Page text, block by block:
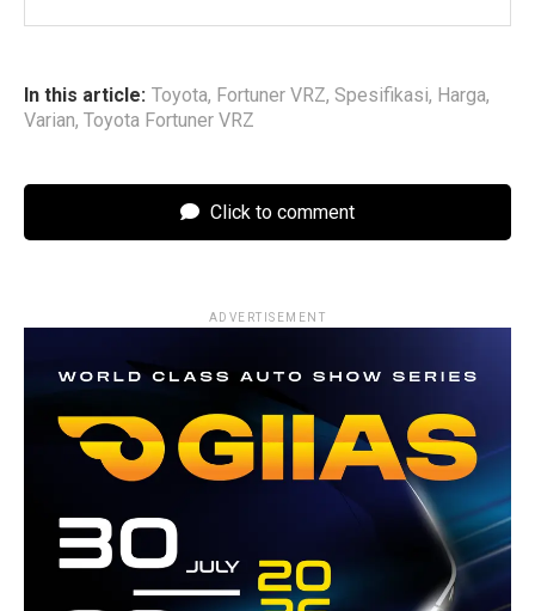
In this article: Toyota, Fortuner VRZ, Spesifikasi, Harga,
Varian, Toyota Fortuner VRZ
Click to comment
ADVERTISEMENT